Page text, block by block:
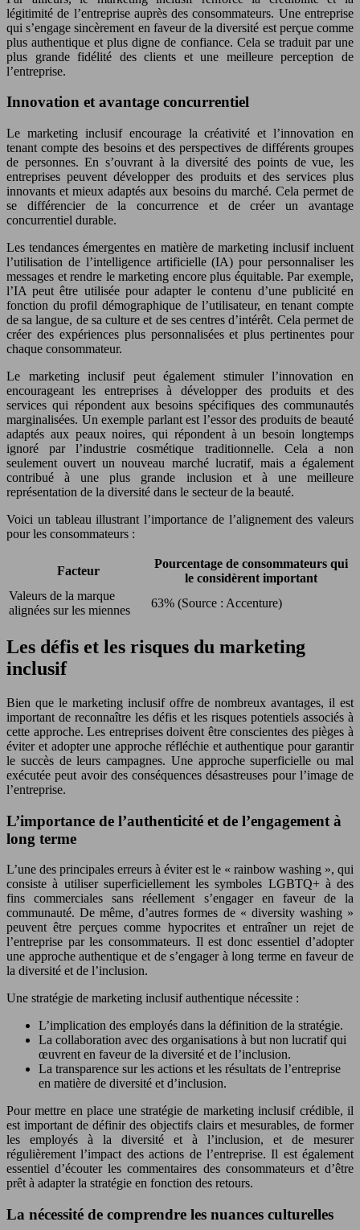
légitimité de l’entreprise auprès des consommateurs. Une entreprise
qui s’engage sincèrement en faveur de la diversité est perçue comme
plus authentique et plus digne de confiance. Cela se traduit par une
plus grande fidélité des clients et une meilleure perception de
l’entreprise.
Innovation et avantage concurrentiel
Le marketing inclusif encourage la créativité et l’innovation en
tenant compte des besoins et des perspectives de différents groupes
de personnes. En s’ouvrant à la diversité des points de vue, les
entreprises peuvent développer des produits et des services plus
innovants et mieux adaptés aux besoins du marché. Cela permet de
se différencier de la concurrence et de créer un avantage
concurrentiel durable.
Les tendances émergentes en matière de marketing inclusif incluent
l’utilisation de l’intelligence artificielle (IA) pour personnaliser les
messages et rendre le marketing encore plus équitable. Par exemple,
l’IA peut être utilisée pour adapter le contenu d’une publicité en
fonction du profil démographique de l’utilisateur, en tenant compte
de sa langue, de sa culture et de ses centres d’intérêt. Cela permet de
créer des expériences plus personnalisées et plus pertinentes pour
chaque consommateur.
Le marketing inclusif peut également stimuler l’innovation en
encourageant les entreprises à développer des produits et des
services qui répondent aux besoins spécifiques des communautés
marginalisées. Un exemple parlant est l’essor des produits de beauté
adaptés aux peaux noires, qui répondent à un besoin longtemps
ignoré par l’industrie cosmétique traditionnelle. Cela a non
seulement ouvert un nouveau marché lucratif, mais a également
contribué à une plus grande inclusion et à une meilleure
représentation de la diversité dans le secteur de la beauté.
Voici un tableau illustrant l’importance de l’alignement des valeurs
pour les consommateurs :
Facteur
Pourcentage de consommateurs qui
le considèrent important
Valeurs de la marque
alignées sur les miennes
63% (Source : Accenture)
Les défis et les risques du marketing
inclusif
Bien que le marketing inclusif offre de nombreux avantages, il est
important de reconnaître les défis et les risques potentiels associés à
cette approche. Les entreprises doivent être conscientes des pièges à
éviter et adopter une approche réfléchie et authentique pour garantir
le succès de leurs campagnes. Une approche superficielle ou mal
exécutée peut avoir des conséquences désastreuses pour l’image de
l’entreprise.
L’importance de l’authenticité et de l’engagement à
long terme
L’une des principales erreurs à éviter est le « rainbow washing », qui
consiste à utiliser superficiellement les symboles LGBTQ+ à des
fins commerciales sans réellement s’engager en faveur de la
communauté. De même, d’autres formes de « diversity washing »
peuvent être perçues comme hypocrites et entraîner un rejet de
l’entreprise par les consommateurs. Il est donc essentiel d’adopter
une approche authentique et de s’engager à long terme en faveur de
la diversité et de l’inclusion.
Une stratégie de marketing inclusif authentique nécessite :
L’implication des employés dans la définition de la stratégie.
La collaboration avec des organisations à but non lucratif qui
œuvrent en faveur de la diversité et de l’inclusion.
La transparence sur les actions et les résultats de l’entreprise
en matière de diversité et d’inclusion.
Pour mettre en place une stratégie de marketing inclusif crédible, il
est important de définir des objectifs clairs et mesurables, de former
les employés à la diversité et à l’inclusion, et de mesurer
régulièrement l’impact des actions de l’entreprise. Il est également
essentiel d’écouter les commentaires des consommateurs et d’être
prêt à adapter la stratégie en fonction des retours.
La nécessité de comprendre les nuances culturelles